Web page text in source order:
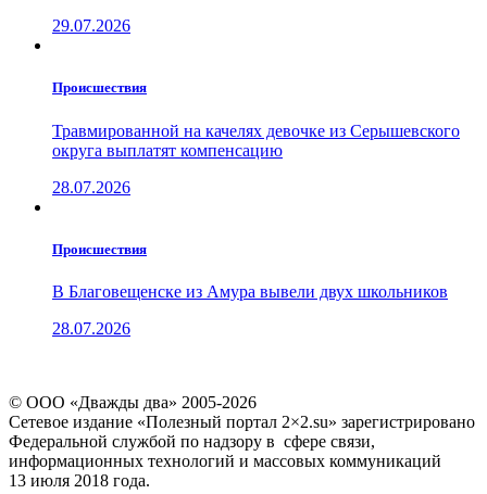
29.07.2026
Проиcшествия
Травмированной на качелях девочке из Серышевского
округа выплатят компенсацию
28.07.2026
Проиcшествия
В Благовещенске из Амура вывели двух школьников
28.07.2026
© ООО «Дважды два» 2005-2026
Сетевое издание «Полезный портал 2×2.su» зарегистрировано
Федеральной службой по надзору в сфере связи,
информационных технологий и массовых коммуникаций
13 июля 2018 года.